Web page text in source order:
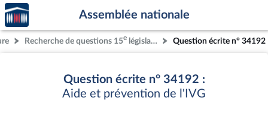
Aller au contenu
Aller en bas de la page
Accèder
à la
page
d'accueil
Assemblée nationale
Recherche de questions 15e législature Question écrite n° 34192
Question écrite n° 34192 :
Aide et prévention de l'IVG